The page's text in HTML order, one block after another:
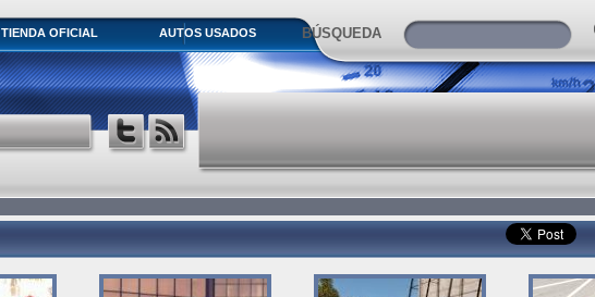
TIENDA OFICIAL AUTOS USADOS BÚSQUEDA